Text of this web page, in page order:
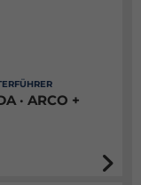
· ARCO +